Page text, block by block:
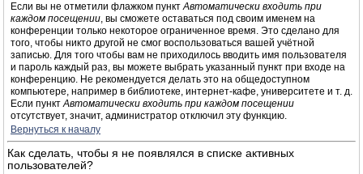
Если вы не отметили флажком пунктАвтоматически входить при
каждом посещении, вы сможете оставаться под своим именем на
конференции только некоторое ограниченное время. Это сделано для
того, чтобы никто другой не смог воспользоваться вашей учётной
записью. Для того чтобы вам не приходилось вводить имя пользователя
и пароль каждый раз, вы можете выбрать указанный пункт при входе на
конференцию. Не рекомендуется делать это на общедоступном
компьютере, например в библиотеке, интернет-кафе, университете и т. д.
Если пунктАвтоматически входить при каждом посещении
отсутствует, значит, администратор отключил эту функцию.
Вернуться к началу
Как сделать, чтобы я не появлялся в списке активных
пользователей?